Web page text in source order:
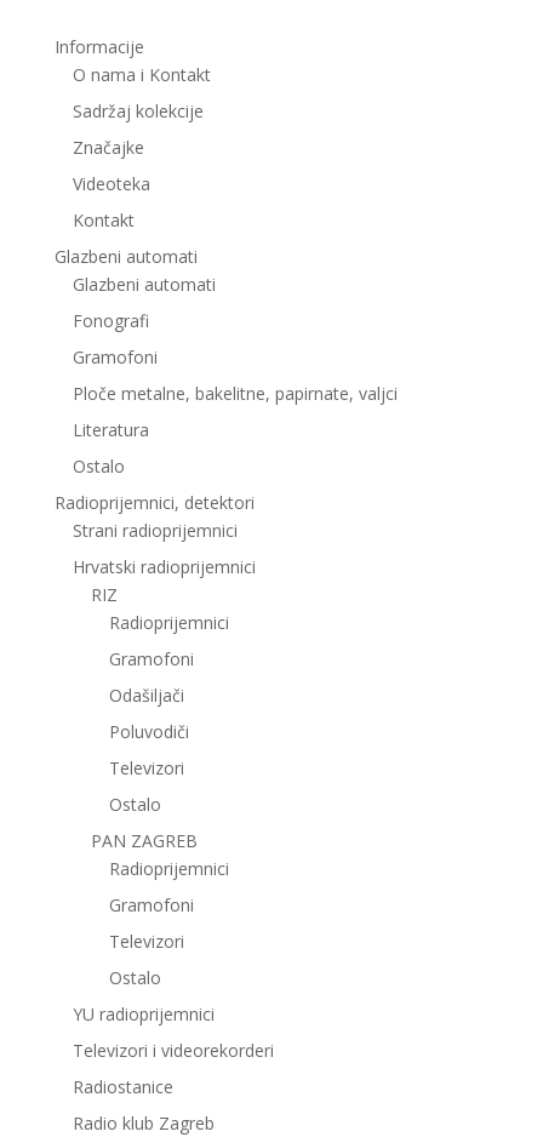
Informacije
O nama i Kontakt
Sadržaj kolekcije
Značajke
Videoteka
Kontakt
Glazbeni automati
Glazbeni automati
Fonografi
Gramofoni
Ploče metalne, bakelitne, papirnate, valjci
Literatura
Ostalo
Radioprijemnici, detektori
Strani radioprijemnici
Hrvatski radioprijemnici
RIZ
Radioprijemnici
Gramofoni
Odašiljači
Poluvodiči
Televizori
Ostalo
PAN ZAGREB
Radioprijemnici
Gramofoni
Televizori
Ostalo
YU radioprijemnici
Televizori i videorekorderi
Radiostanice
Radio klub Zagreb